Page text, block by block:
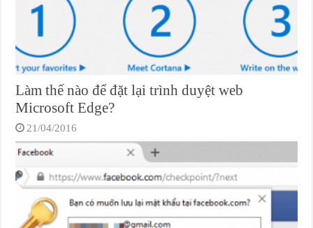
Làm thế nào để đặt lại trình duyệt web
Microsoft Edge?
21/04/2016